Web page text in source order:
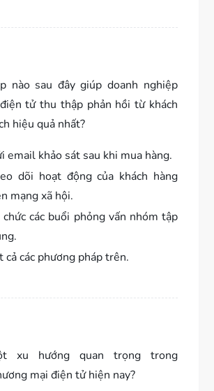
nào sau đây giúp doanh nghiệp
tử thu thập phản hồi từ khách
hiệu quả nhất?
email khảo sát sau khi mua hàng.
dõi hoạt động của khách hàng
mạng xã hội.
chức các buổi phỏng vấn nhóm tập
cả các phương pháp trên.
xu hướng quan trọng trong
mại điện tử hiện nay?